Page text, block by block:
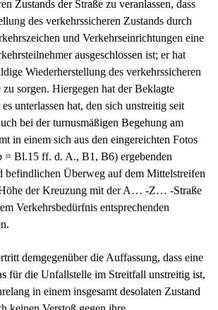
in einem sich aus den eingereichten Fotos
Bl.15 ff. d. A., B1, B6) ergebenden
befindlichen Überweg auf dem Mittelstreifen
der Kreuzung mit der A… -Z… -Straße
Verkehrsbedürfnis entsprechenden
demgegenüber die Auffassung, dass eine
für die Unfallstelle im Streitfall unstreitig ist,
in einem insgesamt desolaten Zustand
keinen Verstoß gegen ihre
begeht, sofern der gefährliche Zustand
dass er von einem durchschnittlich
bereits bei flüchtigem Hinsehen ohne
Oberlandesgerichte stützen
Urteil vom 21.12.2007 – 2 U 9/07 -,